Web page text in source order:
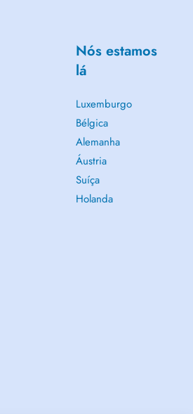
Nós estamos
lá
Luxemburgo
Bélgica
Alemanha
Áustria
Suíça
Holanda